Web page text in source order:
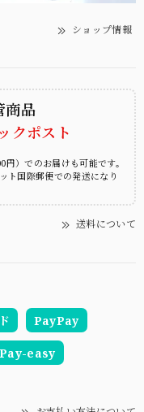
ショップ情報
商品
クポスト
）でのお届けも可能です。
ト国際郵便での発送になり
送料について
PayPay
Pay-easy